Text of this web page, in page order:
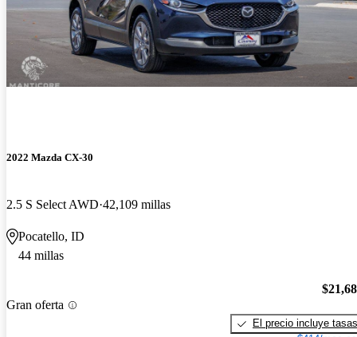
2022 Mazda CX-30
2.5 S Select AWD 42,109 millas
Pocatello, ID
44 millas
Gran oferta
El precio incluye tasas